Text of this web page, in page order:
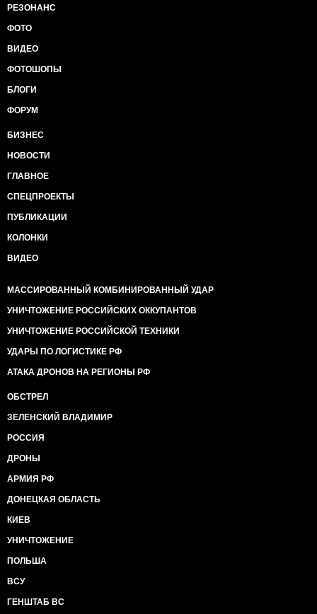
РЕЗОНАНС
ФОТО
ВИДЕО
ФОТОШОПЫ
БЛОГИ
ФОРУМ
БИЗНЕС
НОВОСТИ
ГЛАВНОЕ
СПЕЦПРОЕКТЫ
ПУБЛИКАЦИИ
КОЛОНКИ
ВИДЕО
МАССИРОВАННЫЙ КОМБИНИРОВАННЫЙ УДАР
УНИЧТОЖЕНИЕ РОССИЙСКИХ ОККУПАНТОВ
УНИЧТОЖЕНИЕ РОССИЙСКОЙ ТЕХНИКИ
УДАРЫ ПО ЛОГИСТИКЕ РФ
АТАКА ДРОНОВ НА РЕГИОНЫ РФ
ОБСТРЕЛ
ЗЕЛЕНСКИЙ ВЛАДИМИР
РОССИЯ
ДРОНЫ
АРМИЯ РФ
ДОНЕЦКАЯ ОБЛАСТЬ
КИЕВ
УНИЧТОЖЕНИЕ
ПОЛЬША
ВСУ
ГЕНШТАБ ВС